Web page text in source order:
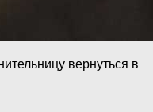
вернуться в